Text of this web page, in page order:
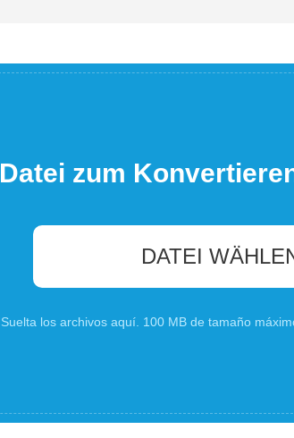
Datei zum
DATEI
Suelta los archivos aquí. 100 MB de tamaño